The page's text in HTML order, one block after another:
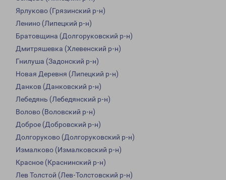
Ярлуково (Грязинский р-н)
Ленино (Липецкий р-н)
Братовщина (Долгоруковский р-н)
Дмитряшевка (Хлевенский р-н)
Гнилуша (Задонский р-н)
Новая Деревня (Липецкий р-н)
Данков (Данковский р-н)
Лебедянь (Лебедянский р-н)
Волово (Воловский р-н)
Доброе (Добровский р-н)
Долгоруково (Долгоруковский р-н)
Измалково (Измалковский р-н)
Красное (Краснинский р-н)
Лев Толстой (Лев-Толстовский р-н)